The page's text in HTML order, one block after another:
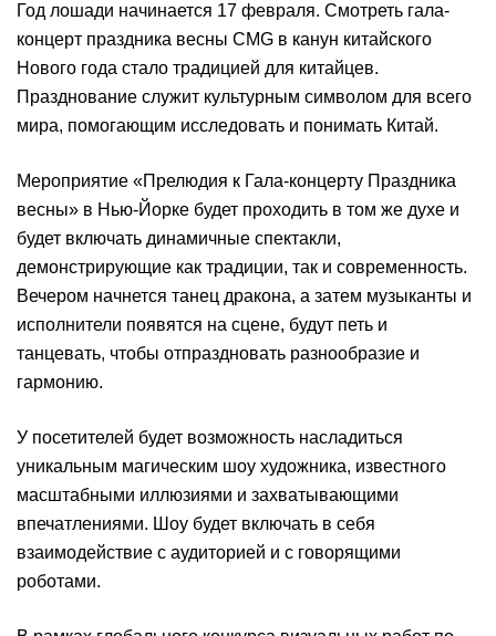
Год лошади начинается 17 февраля. Смотреть гала-
концерт праздника весны CMG в канун китайского
Нового года стало традицией для китайцев.
Празднование служит культурным символом для всего
мира, помогающим исследовать и понимать Китай.
Мероприятие «Прелюдия к Гала-концерту Праздника
весны» в Нью-Йорке будет проходить в том же духе и
будет включать динамичные спектакли,
демонстрирующие как традиции, так и современность.
Вечером начнется танец дракона, а затем музыканты и
исполнители появятся на сцене, будут петь и
танцевать, чтобы отпраздновать разнообразие и
гармонию.
У посетителей будет возможность насладиться
уникальным магическим шоу художника, известного
масштабными иллюзиями и захватывающими
впечатлениями. Шоу будет включать в себя
взаимодействие с аудиторией и с говорящими
роботами.